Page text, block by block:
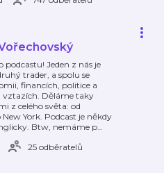
podcastu! Jeden z nás je
trader, a spolu se
financích, politice a
vztazích. Děláme taky
z celého světa: od
York. Podcast je někdy
Btw, nemáme p…
25 odběratelů